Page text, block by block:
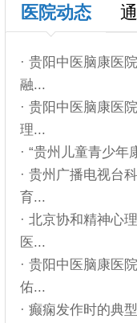
医院动态
· 贵阳中医脑康医
融...
· 贵阳中医脑康医
理...
· “贵州儿童青少
· 贵州广播电视台
育...
· 北京协和精神心
医...
· 贵阳中医脑康医
佑...
· 癫痫发作时的典